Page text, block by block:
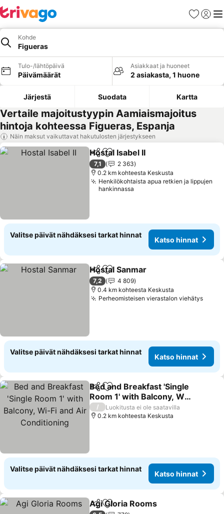
Suosikit
Kohde
Figueras
Tulo-/lähtöpäivä
Päivämäärät
Asiakkaat ja huoneet
2 asiakasta, 1 huone
Järjestä Suodata Kartta
Vertaile majoitustyypin Aamiaismajoitus
hintoja kohteessa Figueras, Espanja
Näin maksut vaikuttavat hakutulosten järjestykseen
Jaa Lisää suosikkeihin
Hostal Isabel II
7,1
2 363
0.2 km kohteesta Keskusta
Henkilökohtaista apua retkien ja lippujen
hankinnassa
Valitse päivät nähdäksesi tarkat hinnat
Katso hinnat
Jaa Lisää suosikkeihin
Hostal Sanmar
7,2
4 809
0.4 km kohteesta Keskusta
Perheomisteisen vierastalon viehätys
Valitse päivät nähdäksesi tarkat hinnat
Katso hinnat
Jaa Lisää suosikkeihin
Bed and Breakfast 'Single
Room 1' with Balcony, Wi-
Fi and Air Conditioning
Katso hinnat
/
Luokitusta ei ole saatavilla
0.2 km kohteesta Keskusta
Valitse päivät nähdäksesi tarkat hinnat
Katso hinnat
Jaa Lisää suosikkeihin
Agi Gloria Rooms